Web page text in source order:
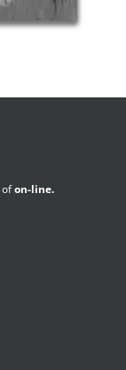
ofon-line.